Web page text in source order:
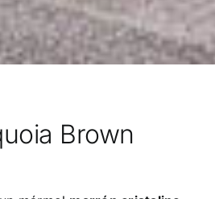
Brown